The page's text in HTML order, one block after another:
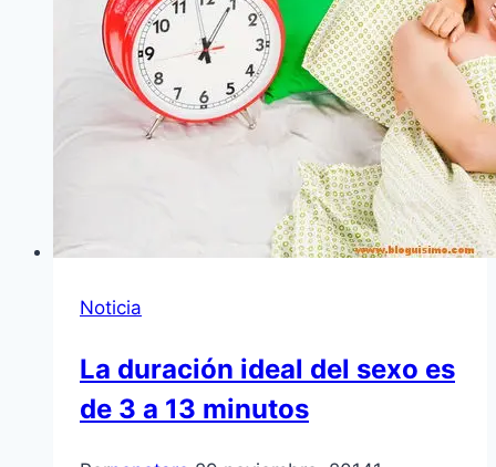
Noticia
La duración ideal del sexo es
de 3 a 13 minutos